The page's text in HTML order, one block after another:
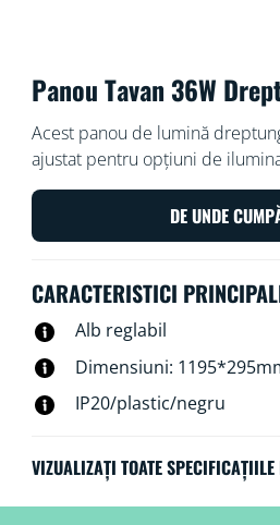
Panou Tavan 36W
Acest panou de lumină
ajustat pentru opțiuni de
ușor de instalat, reglabil și se
estetica modernă a designului.
DE UNDE
CARACTERISTICI
Alb reglabil
Dimensiuni:
IP20/plastic/negru
VIZUALIZAȚI TOATE SPECIFICAȚIILE